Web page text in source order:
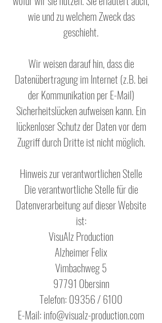
wie und zu welchem Zweck das
geschieht.
Wir weisen darauf hin, dass die
Datenübertragung im Internet (z.B. bei
der Kommunikation per E-Mail)
Sicherheitslücken aufweisen kann. Ein
lückenloser Schutz der Daten vor dem
Zugriff durch Dritte ist nicht möglich.
Hinweis zur verantwortlichen Stelle
Die verantwortliche Stelle für die
Datenverarbeitung auf dieser Website
ist:
VisuAlz Production
Alzheimer Felix
Vimbachweg 5
97791 Obersinn
Telefon: 09356 / 6100
E-Mail: info@visualz-production.com